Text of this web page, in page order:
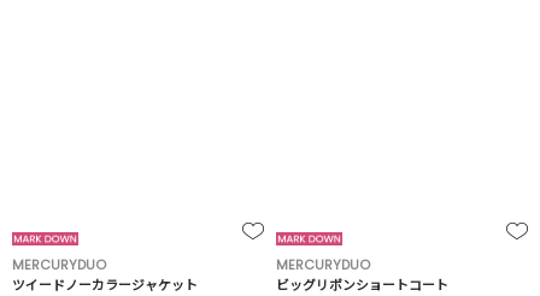
MERCURYDUO
ツイードノーカラージャケット
MERCURYDUO
ビッグリボンショートコート